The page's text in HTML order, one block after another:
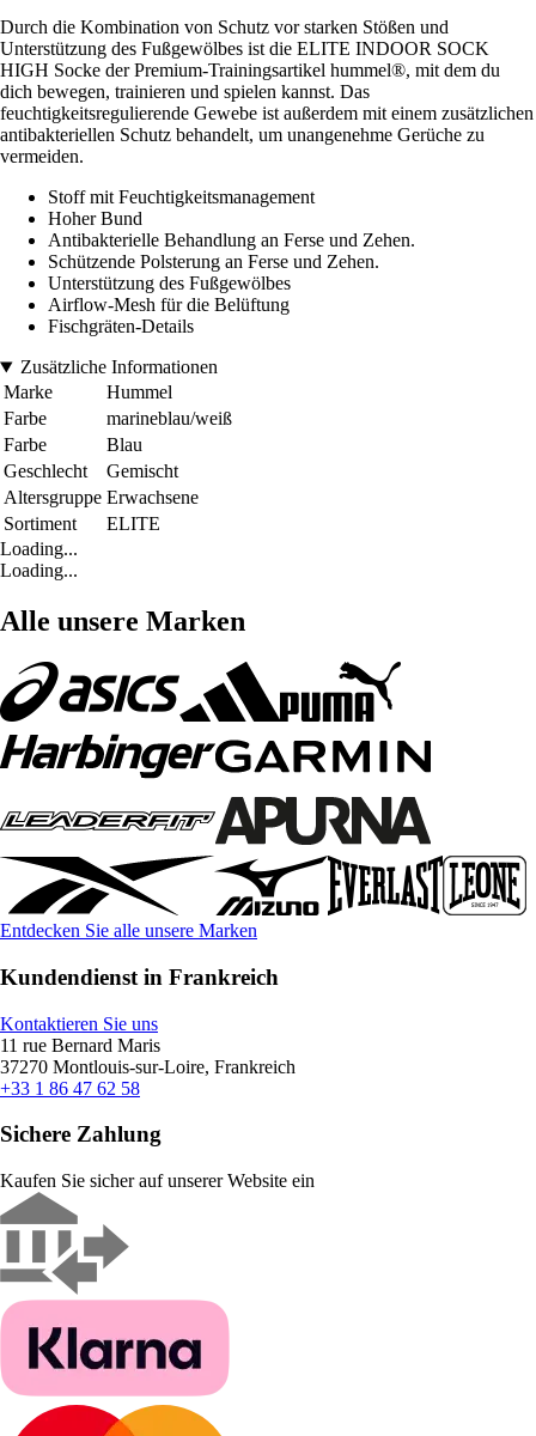
Durch die Kombination von Schutz vor starken Stößen und
Unterstützung des Fußgewölbes ist die ELITE INDOOR SOCK
HIGH Socke der Premium-Trainingsartikel hummel®, mit dem du
dich bewegen, trainieren und spielen kannst. Das
feuchtigkeitsregulierende Gewebe ist außerdem mit einem zusätzlichen
antibakteriellen Schutz behandelt, um unangenehme Gerüche zu
vermeiden.
Stoff mit Feuchtigkeitsmanagement
Hoher Bund
Antibakterielle Behandlung an Ferse und Zehen.
Schützende Polsterung an Ferse und Zehen.
Unterstützung des Fußgewölbes
Airflow-Mesh für die Belüftung
Fischgräten-Details
Zusätzliche Informationen
Marke
Hummel
Farbe
marineblau/weiß
Farbe
Blau
Geschlecht
Gemischt
Altersgruppe Erwachsene
Sortiment
ELITE
Loading...
Loading...
Alle unsere Marken
Entdecken Sie alle unsere Marken
Kundendienst in Frankreich
Kontaktieren Sie uns
11 rue Bernard Maris
37270 Montlouis-sur-Loire, Frankreich
+33 1 86 47 62 58
Sichere Zahlung
Kaufen Sie sicher auf unserer Website ein